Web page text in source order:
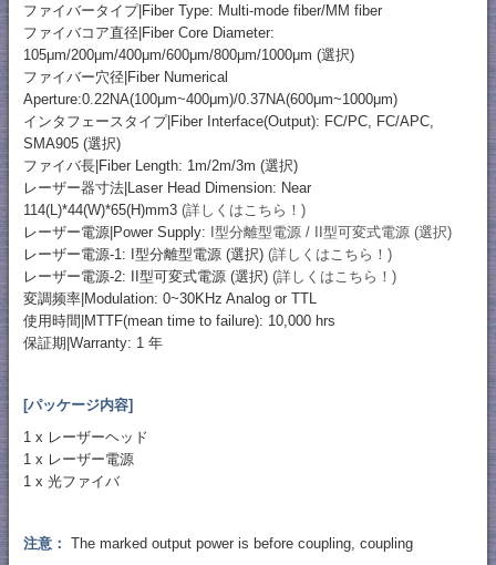
ファイバータイプ|Fiber Type: Multi-mode fiber/MM fiber
ファイバコア直径|Fiber Core Diameter:
105μm/200μm/400μm/600μm/800μm/1000μm (選択)
ファイバー穴径|Fiber Numerical
Aperture:0.22NA(100μm~400μm)/0.37NA(600μm~1000μm)
インタフェースタイプ|Fiber Interface(Output): FC/PC, FC/APC,
SMA905 (選択)
ファイバ長|Fiber Length: 1m/2m/3m (選択)
レーザー器寸法|Laser Head Dimension: Near
114(L)*44(W)*65(H)mm3 (詳しくはこちら！)
レーザー電源|Power Supply: I型分離型電源 / II型可変式電源 (選択)
レーザー電源-1: I型分離型電源 (選択) (詳しくはこちら！)
レーザー電源-2: II型可変式電源 (選択) (詳しくはこちら！)
変調频率|Modulation: 0~30KHz Analog or TTL
使用時間|MTTF(mean time to failure): 10,000 hrs
保証期|Warranty: 1 年
[パッケージ内容]
1 x レーザーヘッド
1 x レーザー電源
1 x 光ファイバ
注意： The marked output power is before coupling, coupling